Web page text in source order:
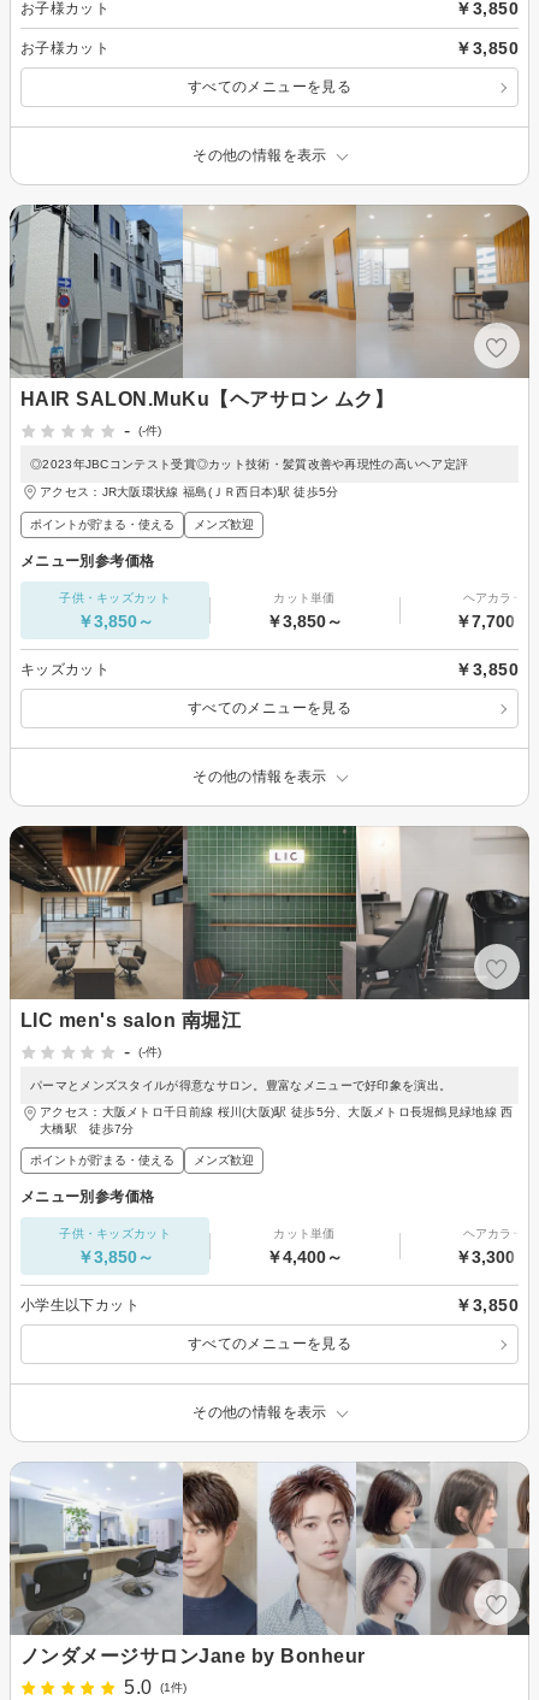
お子様カット ￥3,850
お子様カット ￥3,850
すべてのメニューを見る
その他の情報を表示
HAIR SALON.MuKu【ヘアサロン ムク】
-
(-件)
◎2023年JBCコンテスト受賞◎カット技術・髪質改善や再現性の高いヘア定評
アクセス：JR大阪環状線 福島(ＪＲ西日本)駅 徒歩5分
ポイントが貯まる・使える メンズ歓迎
メニュー別参考価格
子供・キッズカット
￥3,850～
カット単価
￥3,850～
ヘアカラー
￥7,700～
キッズカット ￥3,850
すべてのメニューを見る
その他の情報を表示
LIC men's salon 南堀江
-
(-件)
パーマとメンズスタイルが得意なサロン。豊富なメニューで好印象を演出。
アクセス：大阪メトロ千日前線 桜川(大阪)駅 徒歩5分、大阪メトロ長堀鶴見緑地線 西
大橋駅 徒歩7分
ポイントが貯まる・使える メンズ歓迎
メニュー別参考価格
子供・キッズカット
￥3,850～
カット単価
￥4,400～
ヘアカラー
￥3,300～
小学生以下カット ￥3,850
すべてのメニューを見る
その他の情報を表示
ノンダメージサロンJane by Bonheur
5.0
(1件)